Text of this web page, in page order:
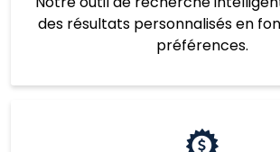
des résultats personnalisés en
préférences.